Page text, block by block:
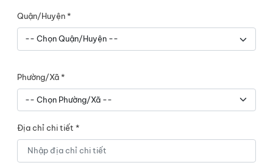
Quận/Huyện *
Phường/Xã *
Địa chỉ chi tiết *